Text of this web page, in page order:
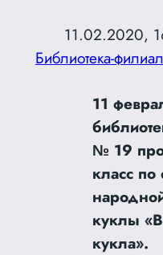
11.02.2020,
Библиотека-
11
№ 19
класс
куклы
кукла».